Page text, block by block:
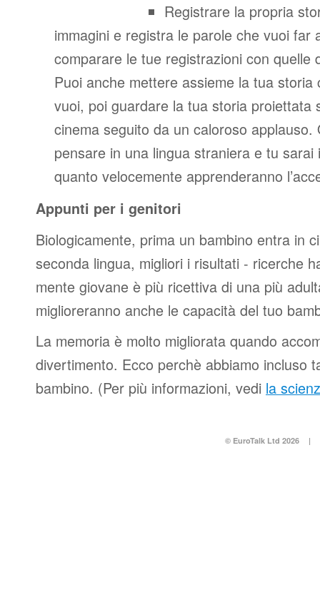
Registrare la propria
immagini e registra le parole che vuoi far
comparare le tue registrazioni con quelle
Puoi anche mettere assieme la tua
vuoi, poi guardare la tua storia proiettata
cinema seguito da un caloroso
pensare in una lingua straniera e tu sarai
quanto velocemente apprenderanno
Appunti per i genitori
Biologicamente, prima un bambino entra in
seconda lingua, migliori i risultati - ricerche
mente giovane è più ricettiva di una più
miglioreranno anche le capacità del tuo
La memoria è molto migliorata quando
divertimento. Ecco perchè abbiamo incluso
bambino. (Per più informazioni, vedi la
© EuroTalk Ltd 2026 |